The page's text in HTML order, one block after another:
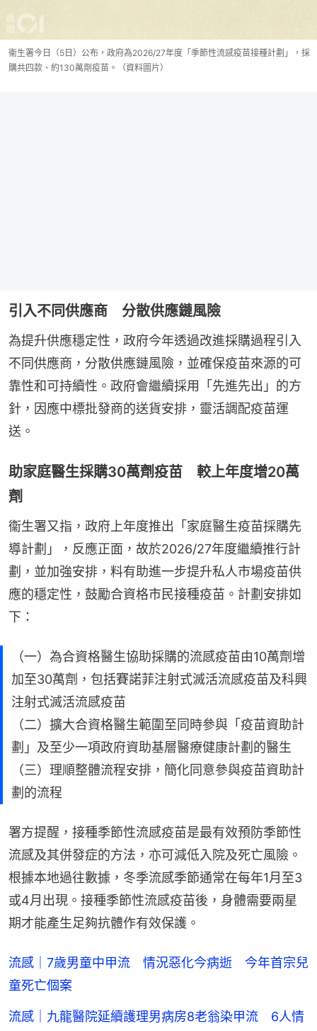
衞生署今日（5日）公布，政府為2026/27年度「季節性流感疫苗接種計劃」，採
購共四款、約130萬劑疫苗。（資料圖片）
引入不同供應商 分散供應鏈風險
為提升供應穩定性，政府今年透過改進採購過程引入
不同供應商，分散供應鏈風險，並確保疫苗來源的可
靠性和可持續性。政府會繼續採用「先進先出」的方
針，因應中標批發商的送貨安排，靈活調配疫苗運
送。
助家庭醫生採購30萬劑疫苗 較上年度增20萬
劑
衞生署又指，政府上年度推出「家庭醫生疫苗採購先
導計劃」，反應正面，故於2026/27年度繼續推行計
劃，並加強安排，料有助進一步提升私人市場疫苗供
應的穩定性，鼓勵合資格市民接種疫苗。計劃安排如
下：
（一）為合資格醫生協助採購的流感疫苗由10萬劑增
加至30萬劑，包括賽諾菲注射式滅活流感疫苗及科興
注射式滅活流感疫苗
（二）擴大合資格醫生範圍至同時參與「疫苗資助計
劃」及至少一項政府資助基層醫療健康計劃的醫生
（三）理順整體流程安排，簡化同意參與疫苗資助計
劃的流程
署方提醒，接種季節性流感疫苗是最有效預防季節性
流感及其併發症的方法，亦可減低入院及死亡風險。
根據本地過往數據，冬季流感季節通常在每年1月至3
或4月出現。接種季節性流感疫苗後，身體需要兩星
期才能產生足夠抗體作有效保護。
流感｜7歲男童中甲流 情況惡化今病逝 今年首宗兒
童死亡個案
流感｜九龍醫院延續護理男病房8老翁染甲流 6人情